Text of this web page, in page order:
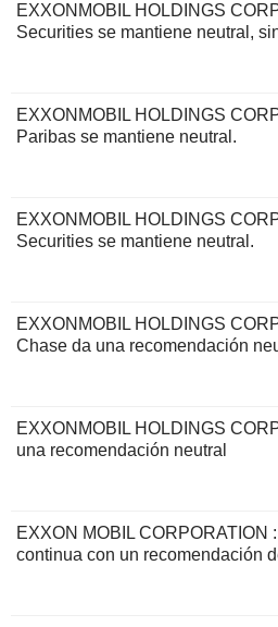
EXXONMOBIL HOLDINGS
Securities se mantiene neutral,
EXXONMOBIL HOLDINGS
Paribas se mantiene neutral.
EXXONMOBIL HOLDINGS
Securities se mantiene neutral.
EXXONMOBIL HOLDINGS
Chase da una recomendación
EXXONMOBIL HOLDINGS
una recomendación neutral
EXXON MOBIL CORPORATION
continua con un recomendación